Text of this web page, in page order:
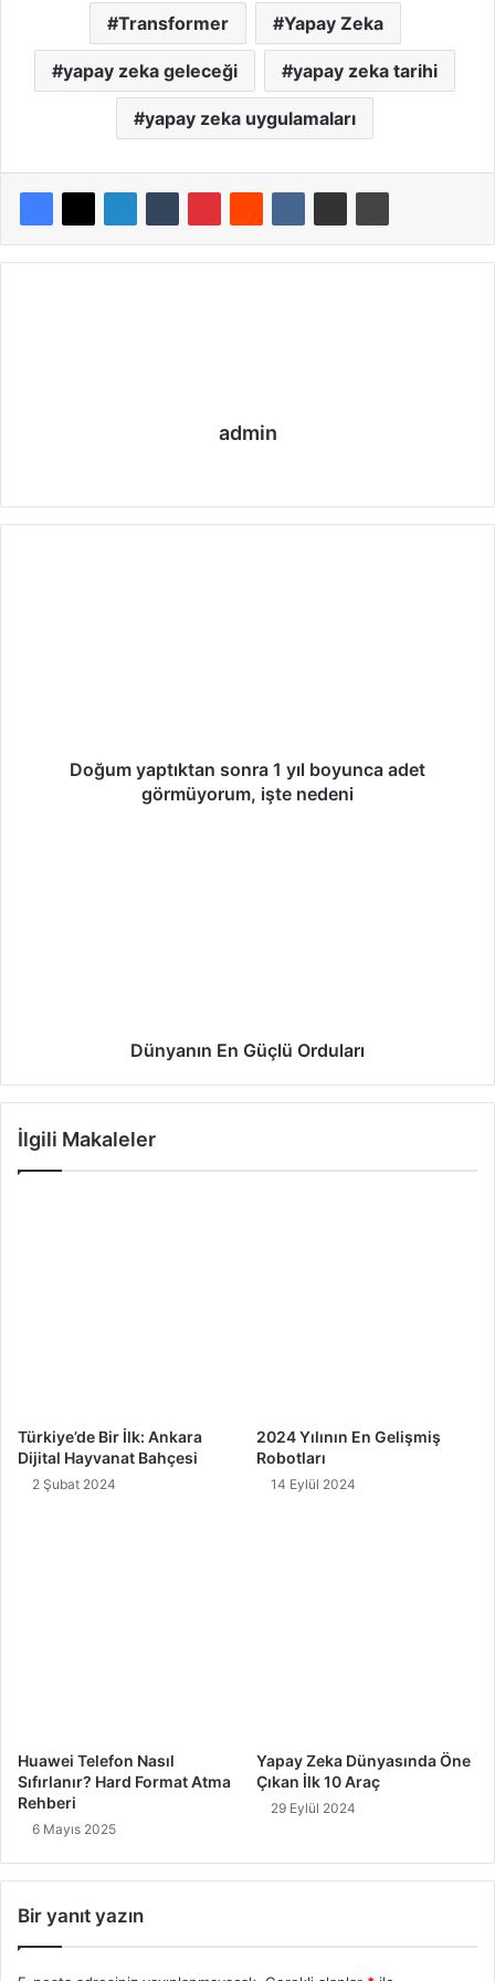
Transformer Yapay Zeka
yapay zeka geleceği yapay zeka tarihi
yapay zeka uygulamaları
admin
sit bo
ra
Doğum yaptıktan sonra 1 yıl boyunca adet
görmüyorum, işte nedeni
Dünyanın En Güçlü Orduları
İlgili Makaleler
Türkiye’de Bir İlk: Ankara
Dijital Hayvanat Bahçesi
2 Şubat 2024
2024 Yılının En Gelişmiş
Robotları
14 Eylül 2024
Huawei Telefon Nasıl
Sıfırlanır? Hard Format Atma
Rehberi
6 Mayıs 2025
Yapay Zeka Dünyasında Öne
Çıkan İlk 10 Araç
29 Eylül 2024
Bir yanıt yazın